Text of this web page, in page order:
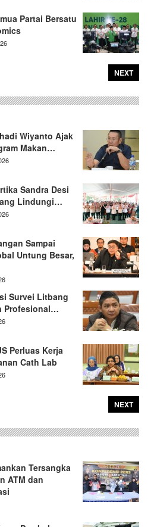
Partai Bersatu
NEXT
Wiyanto Ajak
Makan…
Sandra Desi
Lindungi…
Sampai
Untung Besar,
Survei Litbang
Profesional…
Perluas Kerja
Cath Lab
NEXT
Tersangka
ATM dan